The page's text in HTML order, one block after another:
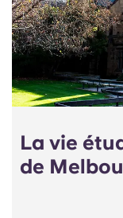
La vie
de